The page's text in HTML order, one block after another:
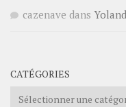
cazenave dans
CATÉGORIES
Catégories